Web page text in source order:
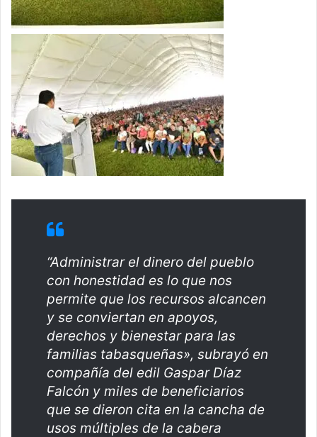
“Administrar el dinero del pueblo
con honestidad es lo que nos
permite que los recursos alcancen
y se conviertan en apoyos,
derechos y bienestar para las
familias tabasqueñas», subrayó en
compañía del edil Gaspar Díaz
Falcón y miles de beneficiarios
que se dieron cita en la cancha de
usos múltiples de la cabera